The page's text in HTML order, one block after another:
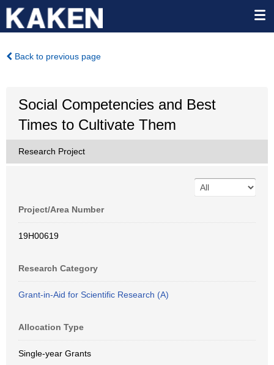
Back to previous page
Social Competencies and Best
Times to Cultivate Them
Research Project
Project/Area Number
19H00619
Research Category
Grant-in-Aid for Scientific Research (A)
Allocation Type
Single-year Grants